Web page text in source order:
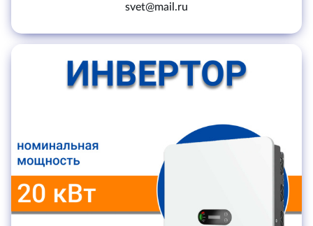
svet@mail.ru